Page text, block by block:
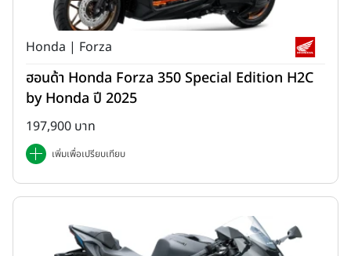
Honda | Forza
ฮอนด้า Honda Forza 350 Special Edition H2C
by Honda ปี 2025
197,900 บาท
เพิ่มเพื่อเปรียบเทียบ